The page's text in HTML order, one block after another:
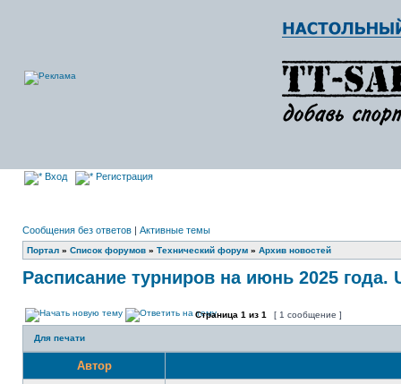
Вход Регистрация
Сообщения без ответов | Активные темы
Портал » Список форумов » Технический форум » Архив новостей
Расписание турниров на июнь 2025 года.
Страница 1 из 1 [ 1 сообщение ]
Для печати
Автор